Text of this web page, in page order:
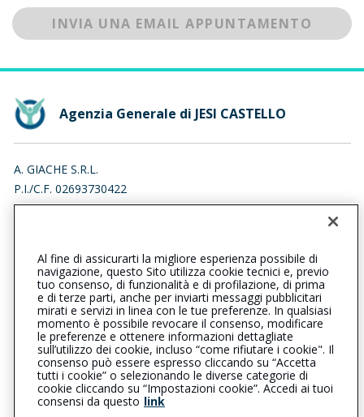
INVIA UNA EMAIL APPUNTAMENTO
Agenzia Generale di JESI CASTELLO
A. GIACHE S.R.L.
P.I./C.F. 02693730422
VIA MARTIRI DELLE FOIBE ISTRIANE 1, 60035 JESI (AN)
073158266 073153792
jesicastello@cattolica.it
a.giache@legalmail.it
L’intermediario è soggetto al controllo dell’IVASS. Consulta il
Registro RUI al seguentelink
Al fine di assicurarti la migliore esperienza possibile di
navigazione, questo Sito utilizza cookie tecnici e, previo
tuo consenso, di funzionalità e di profilazione, di prima
e di terze parti, anche per inviarti messaggi pubblicitari
mirati e servizi in linea con le tue preferenze. In qualsiasi
momento è possibile revocare il consenso, modificare
le preferenze e ottenere informazioni dettagliate
sull’utilizzo dei cookie, incluso “come rifiutare i cookie". Il
consenso può essere espresso cliccando su “Accetta
tutti i cookie” o selezionando le diverse categorie di
cookie cliccando su “Impostazioni cookie”. Accedi ai tuoi
consensi da questo link